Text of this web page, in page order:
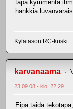
tapa kymmentä
hankkia
Kylätason RC-kuski.
karvanaama
23.09.08 - klo: 22.29
Eipä taida